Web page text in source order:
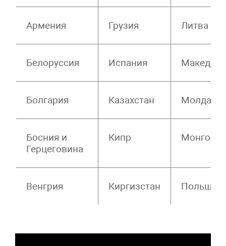
Армения Грузия Литва
Белоруссия Испания
Болгария Казахстан
Босния и
Герцеговина
Кипр Монголия
Венгрия Киргизстан Польша